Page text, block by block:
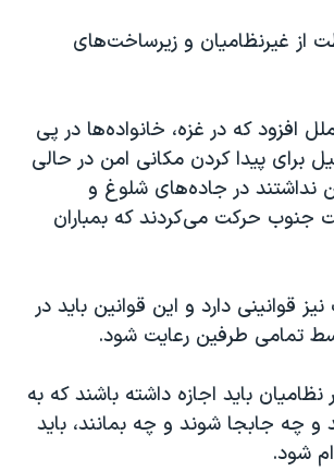
از غیرنظامیان و زیرساخت‌های
افزود که در غزه، خانواده‌ها در پی
برای پیدا کردن مکانی امن در حالی
نداشتند در جاده‌های شلوغ و
جنوب حرکت می‌کردند که بمباران
قوانینی دارد و این قوانین باید در
تمامی طرفین رعایت شود.
باید اجازه داشته باشند که به
و چه جابجا شوند و چه بمانند، باید
شود.